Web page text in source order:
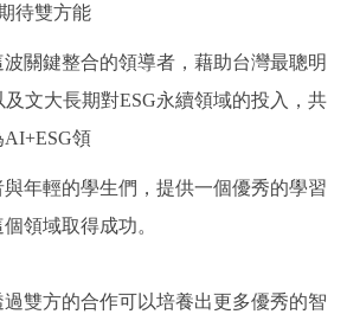
待雙方能
關鍵整合的領導者，藉助台灣最聰明
文大長期對ESG永續領域的投入，共
領
年輕的學生們，提供一個優秀的學習
領域取得成功。
雙方的合作可以培養出更多優秀的智